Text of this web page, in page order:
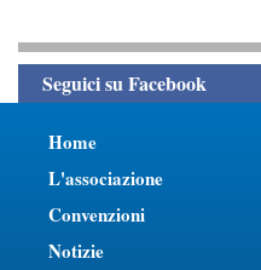
Seguici su Facebook
Home
L'associazione
Convenzioni
Notizie